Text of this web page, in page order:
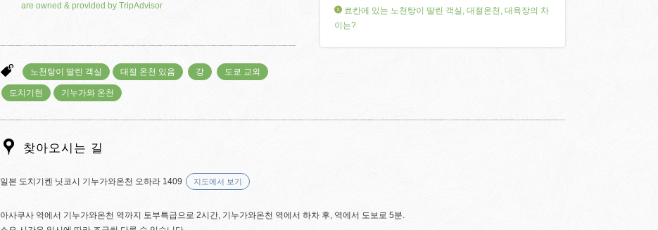
are owned & provided by TripAdvisor
노천탕이 딸린 객실 대절 온천 있음 강 도쿄 교외
도치기현 기누가와 온천
료칸에 있는 노천탕이 딸린 객실, 대절온천, 대욕장의 차
이는?
찾아오시는 길
일본 도치기켄 닛코시 기누가와온천 오하라 1409 지도에서 보기
아사쿠사 역에서 기누가와온천 역까지 토부특급으로 2시간, 기누가와온천 역에서 하차 후, 역에서 도보로 5분.